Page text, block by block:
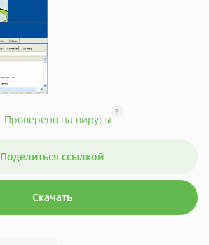
Проверено на вирусы
?
Поделиться ссылкой
Скачать